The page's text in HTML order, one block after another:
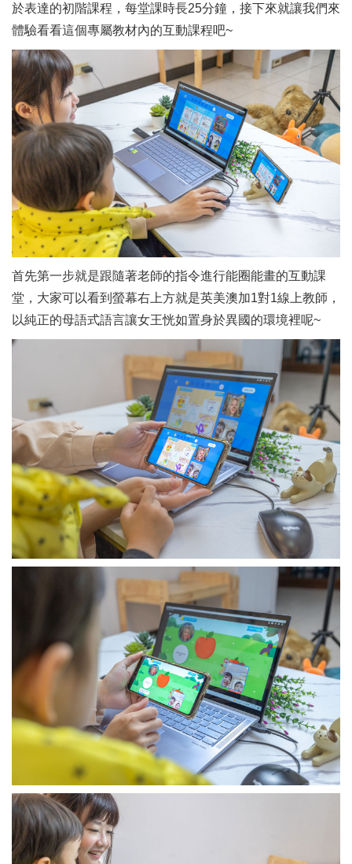
於表達的初階課程，每堂課時長25分鐘，接下來就讓我們來
體驗看看這個專屬教材內的互動課程吧~
首先第一步就是跟隨著老師的指令進行能圈能畫的互動課
堂，大家可以看到螢幕右上方就是英美澳加1對1線上教師，
以純正的母語式語言讓女王恍如置身於異國的環境裡呢~